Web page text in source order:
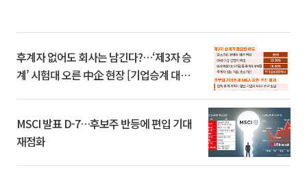
후계자 없어도 회사는 남긴다?…‘제3자 승
계’ 시험대 오른 中企 현장 [기업승계 대전
MSCI 발표 D-7…후보주 반등에 편입 기대
재점화